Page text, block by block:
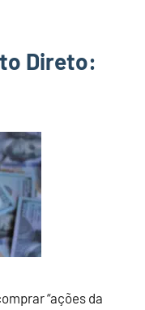
Direto:
“ações da